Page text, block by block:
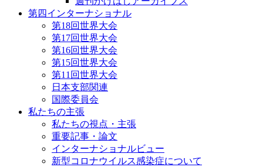
第四インターナショナル
第18回世界大会
第17回世界大会
第16回世界大会
第15回世界大会
第11回世界大会
日本支部関連
国際委員会
私たちの主張
私たちの視点・主張
重要記事・論文
インターナショナルビュー
新型コロナウイルス感染症について